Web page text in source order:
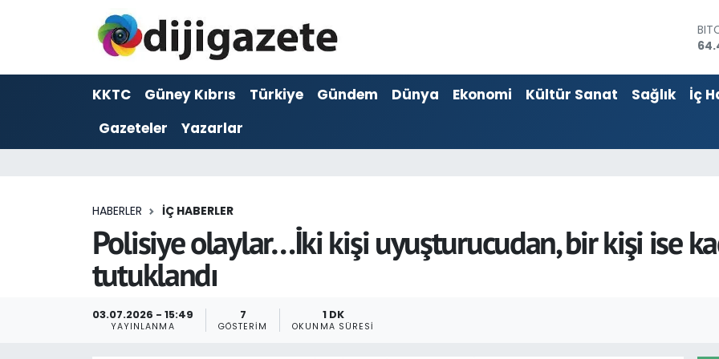
KKTC Güney Kıbrıs Türkiye Gündem Dünya Ekonomi Kültür Sanat Sağlık İç
Gazeteler
Yazarlar
HABERLER İÇ HABERLER
Polisiye olaylar…İki kişi uyuşturucudan, bir kişi ise
tutuklandı
03.07.2026 - 15:49
YAYINLANMA
7
GÖSTERIM
1 DK
OKUNMA SÜRESI
ADVERTORIAL
Dijigazete
Foto Galeri
Hava Durumu
Trafik Durumu
Son Dakika Haberleri
Haber Arşivi